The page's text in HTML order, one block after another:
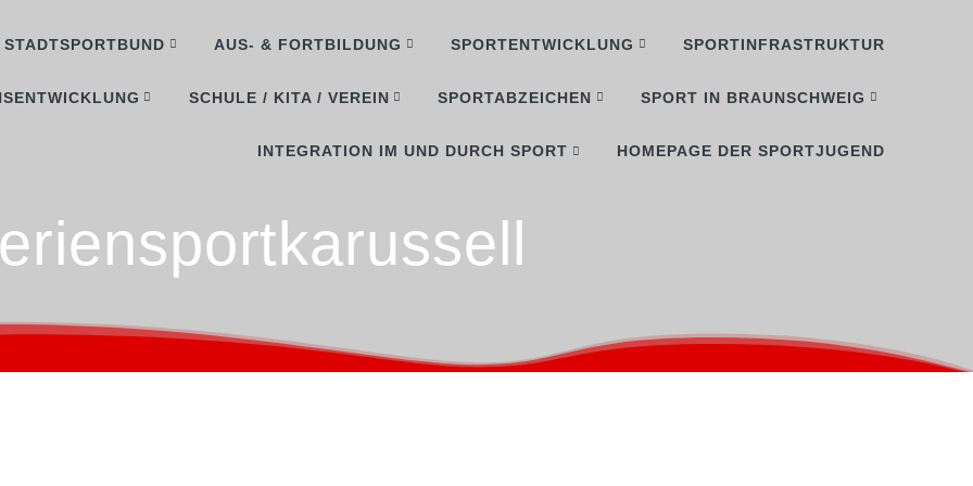
STADTSPORTBUND AUS- & FORTBILDUNG SPORTENTWICKLUNG SPORTINFRASTRUKTUR
SCHULE / KITA / VEREIN SPORTABZEICHEN SPORT IN BRAUNSCHWEIG
INTEGRATION IM UND DURCH SPORT HOMEPAGE DER SPORTJUGEND